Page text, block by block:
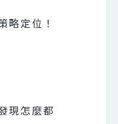
略定位！
現怎麼都